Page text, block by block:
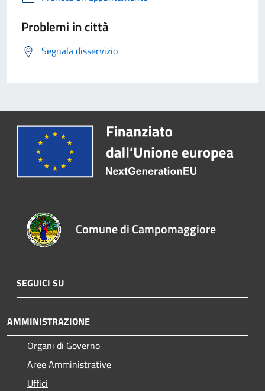
Problemi in città
Segnala disservizio
Comune di Campomaggiore
SEGUICI SU
AMMINISTRAZIONE
Organi di Governo
Aree Amministrative
Uffici